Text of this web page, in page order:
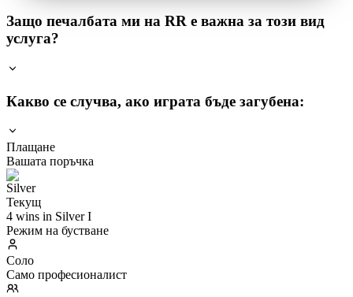
Защо печалбата ми на RR е важна за този вид
услуга?
Какво се случва, ако играта бъде загубена:
Плащане
Вашата поръчка
Текущ
4 wins in Silver I
Режим на бустване
Соло
Само професионалист